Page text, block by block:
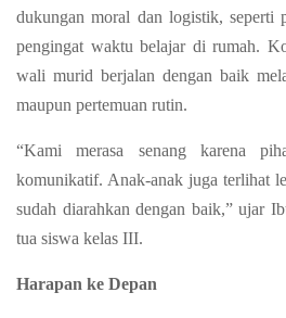
dukungan moral dan logistik, seperti
pengingat waktu belajar di rumah.
wali murid berjalan dengan baik
maupun pertemuan rutin.
“Kami merasa senang karena
komunikatif. Anak-anak juga terlihat
sudah diarahkan dengan baik,” ujar
tua siswa kelas III.
Harapan ke Depan